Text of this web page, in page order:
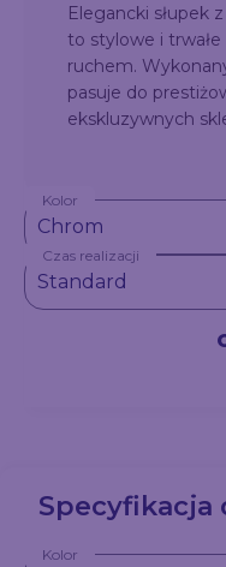
Elegancki słupek
to stylowe i
ruchem.
pasuje do
ekskluzywnych
Kolor
Chrom
Czas realizacji
Standard
Specyfikacja
Kolor